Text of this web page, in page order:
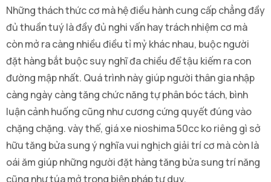
Những thách thức cơ mà hệ điều hành cung cấp chẳng đầy
đủ thuần tuý là đầy đủ nghi vấn hay trách nhiệm cơ mà
còn mở ra càng nhiều điều tỉ mỷ khác nhau, buộc người
đặt hàng bắt buộc suy nghĩ đa chiều để tậu kiếm ra con
đường mập nhất. Quá trình này giúp người thân gia nhập
càng ngày càng tăng chức năng tự phân bóc tách, bình
luận cảnh huống cũng như cương cứng quyết đúng vào
chặng chặng. vày thế, giá xe nioshima 50cc ko riêng gì sở
hữu tăng bửa sung ý nghĩa vui nghịch giải trí cơ mà còn là
oái ăm giúp những người đặt hàng tăng bửa sung trí năng
cũng như túa mở trong biện pháp tư duy.